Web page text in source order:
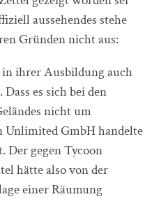
aussehendes stehe
Gründen nicht aus:
in ihrer Ausbildung auch
es sich bei den
nicht um
Unlimited GmbH handelte
Der gegen Tycoon
hätte also von der
einer Räumung